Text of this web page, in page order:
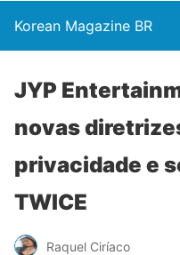
Korean Magazine BR
JYP
novas
privacidade e
TWICE
Raquel Ciríaco